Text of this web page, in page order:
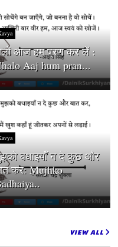
आज हम प्रण कर लें :
Aaj hum pran...
बधाइयाँ न दे कुछ और
कर: Mujhko
VIEW ALL